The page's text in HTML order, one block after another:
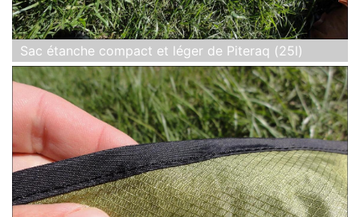
Sac étanche compact et léger de Piteraq (25l)